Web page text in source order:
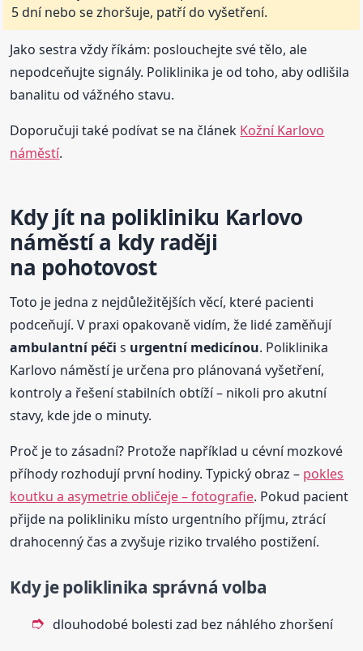
5 dní nebo se zhoršuje, patří do vyšetření.
Jako sestra vždy říkám: poslouchejte své tělo, ale
nepodceňujte signály. Poliklinika je od toho, aby odlišila
banalitu od vážného stavu.
Doporučuji také podívat se na článek Kožní Karlovo
náměstí.
Kdy jít na polikliniku Karlovo
náměstí a kdy raději
na pohotovost
Toto je jedna z nejdůležitějších věcí, které pacienti
podceňují. V praxi opakovaně vidím, že lidé zaměňují
ambulantní péči s urgentní medicínou. Poliklinika
Karlovo náměstí je určena pro plánovaná vyšetření,
kontroly a řešení stabilních obtíží – nikoli pro akutní
stavy, kde jde o minuty.
Proč je to zásadní? Protože například u cévní mozkové
příhody rozhodují první hodiny. Typický obraz – pokles
koutku a asymetrie obličeje – fotografie. Pokud pacient
přijde na polikliniku místo urgentního příjmu, ztrácí
drahocenný čas a zvyšuje riziko trvalého postižení.
Kdy je poliklinika správná volba
dlouhodobé bolesti zad bez náhlého zhoršení